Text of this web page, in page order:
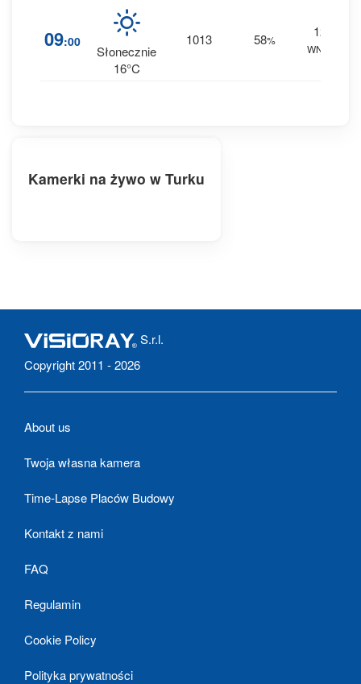
09:00
Słonecznie
16°C
1013 58%
12
WNW
Kamerki na żywo w Turku
S.r.l.
Copyright 2011 - 2026
About us
Twoja własna kamera
Time-Lapse Placów Budowy
Kontakt z nami
FAQ
Regulamin
Cookie Policy
Polityka prywatności